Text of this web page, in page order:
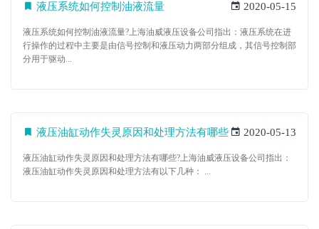
2020-05-15
液压系统如何控制油液流量
液压系统如何控制油液流量?上海油威液压设备公司指出：液压系统在进
行操作的过程中主要是由信号控制和液压动力两部分组成，其信号控制部
分用于驱动...
2020-05-13
液压油缸动作失灵原因和处理方法有哪些
液压油缸动作失灵原因和处理方法有哪些?上海油威液压设备公司指出：
液压油缸动作失灵原因和处理方法有以下几种： ...